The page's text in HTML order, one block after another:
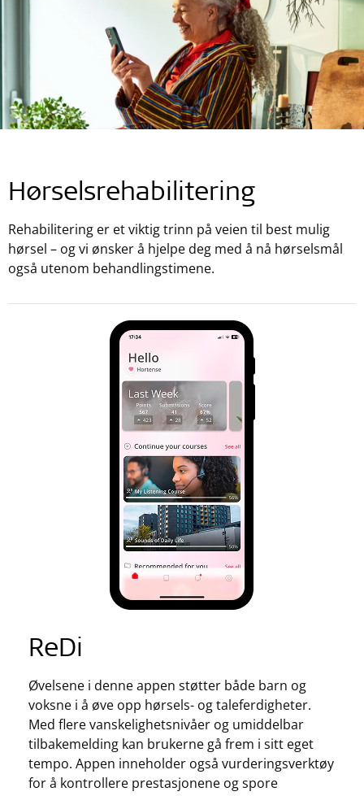
Hørselsrehabilitering
Rehabilitering er et viktig trinn på veien til best mulig
hørsel – og vi ønsker å hjelpe deg med å nå hørselsmål
også utenom behandlingstimene.
ReDi
Øvelsene i denne appen støtter både barn og
voksne i å øve opp hørsels- og taleferdigheter.
Med flere vanskelighetsnivåer og umiddelbar
tilbakemelding kan brukerne gå frem i sitt eget
tempo. Appen inneholder også vurderingsverktøy
for å kontrollere prestasjonene og spore